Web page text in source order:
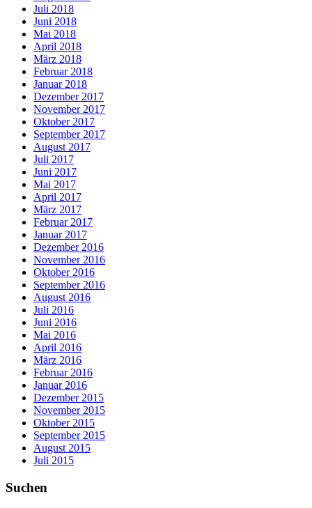
Juli 2018
Juni 2018
Mai 2018
April 2018
März 2018
Februar 2018
Januar 2018
Dezember 2017
November 2017
Oktober 2017
September 2017
August 2017
Juli 2017
Juni 2017
Mai 2017
April 2017
März 2017
Februar 2017
Januar 2017
Dezember 2016
November 2016
Oktober 2016
September 2016
August 2016
Juli 2016
Juni 2016
Mai 2016
April 2016
März 2016
Februar 2016
Januar 2016
Dezember 2015
November 2015
Oktober 2015
September 2015
August 2015
Juli 2015
Suchen